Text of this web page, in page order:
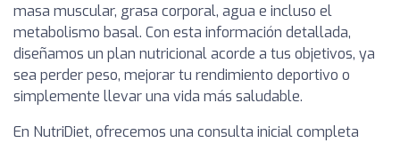
masa muscular, grasa corporal, agua e incluso el
metabolismo basal. Con esta información detallada,
diseñamos un plan nutricional acorde a tus objetivos, ya
sea perder peso, mejorar tu rendimiento deportivo o
simplemente llevar una vida más saludable.
En NutriDiet, ofrecemos una consulta inicial completa